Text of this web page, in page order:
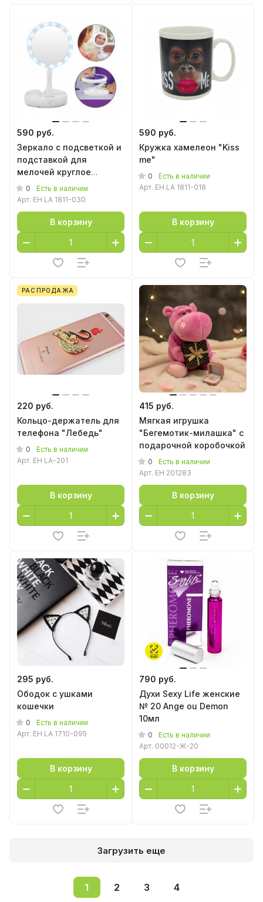
590 руб.
Зеркало с подсветкой и
подставкой для
мелочей круглое
(батарейки)
0
Есть в наличии
Арт. EH LA 1811-030
В корзину
590 руб.
Кружка хамелеон "Kiss
me"
0
Есть в наличии
Арт. EH LA 1811-018
В корзину
РАСПРОДАЖА
220 руб.
Кольцо-держатель для
телефона "Лебедь"
0
Есть в наличии
Арт. EH LA-201
В корзину
415 руб.
Мягкая игрушка
"Бегемотик-милашка" с
подарочной коробочкой
0
Есть в наличии
Арт. EH 201283
В корзину
295 руб.
Ободок с ушками
кошечки
0
Есть в наличии
Арт. EH LA 1710-095
В корзину
790 руб.
Духи Sexy Life женские
№ 20 Ange ou Demon
10мл
0
Есть в наличии
Арт. 00012-Ж-20
В корзину
Загрузить еще
1 2 3 4